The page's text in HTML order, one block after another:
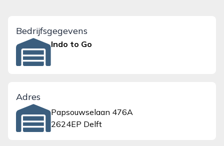
Bedrijfsgegevens
Indo to Go
Adres
Papsouwselaan 476A
2624EP Delft